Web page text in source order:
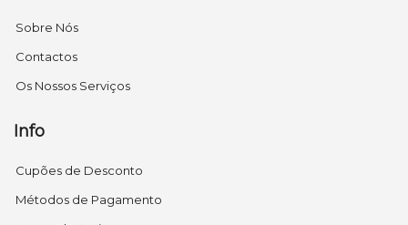
Sobre Nós
Contactos
Os Nossos Serviços
Info
Cupões de Desconto
Métodos de Pagamento